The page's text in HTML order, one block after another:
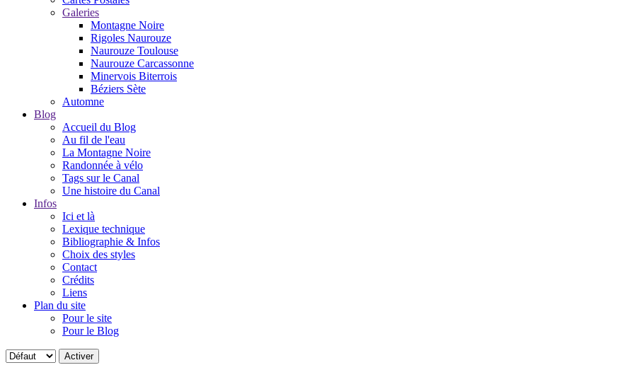
Galeries
Montagne Noire
Rigoles Naurouze
Naurouze Toulouse
Naurouze Carcassonne
Minervois Biterrois
Béziers Sète
Automne
Blog
Accueil du Blog
Au fil de l'eau
La Montagne Noire
Randonnée à vélo
Tags sur le Canal
Une histoire du Canal
Infos
Ici et là
Lexique technique
Bibliographie & Infos
Choix des styles
Contact
Crédits
Liens
Plan du site
Pour le site
Pour le Blog